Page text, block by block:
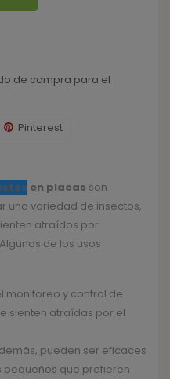
de compra para el
Pinterest
en placas son
una variedad de insectos,
atraídos por
de los usos
monitoreo y control de
sienten atraídas por el
pueden ser eficaces
pequeños que prefieren